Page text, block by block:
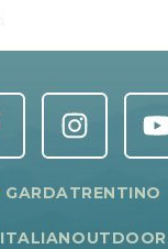
GARDATRENTINO
ITALIANOUTDOOR